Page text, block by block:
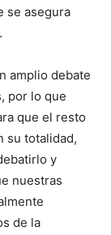
se asegura
amplio debate
por lo que
que el resto
su totalidad,
y
nuestras
de la